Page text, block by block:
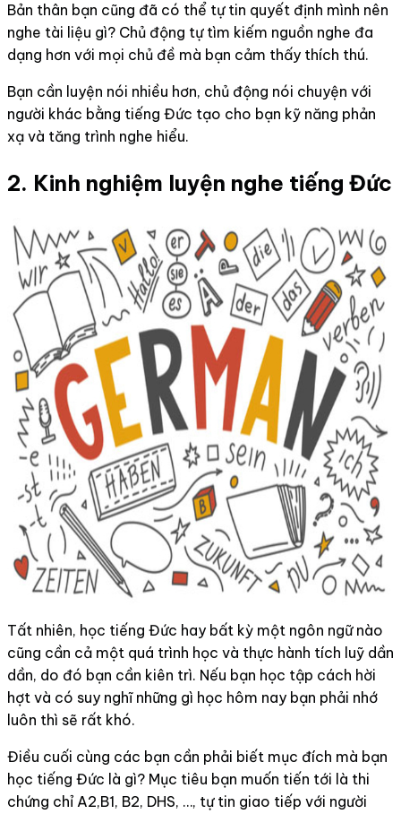
Bản thân bạn cũng đã có thể tự tin quyết định mình nên
nghe tài liệu gì? Chủ động tự tìm kiếm nguồn nghe đa
dạng hơn với mọi chủ đề mà bạn cảm thấy thích thú.
Bạn cần luyện nói nhiều hơn, chủ động nói chuyện với
người khác bằng tiếng Đức tạo cho bạn kỹ năng phản
xạ và tăng trình nghe hiểu.
2. Kinh nghiệm luyện nghe tiếng Đức
Tất nhiên, học tiếng Đức hay bất kỳ một ngôn ngữ nào
cũng cần cả một quá trình học và thực hành tích luỹ dần
dần, do đó bạn cần kiên trì. Nếu bạn học tập cách hời
hợt và có suy nghĩ những gì học hôm nay bạn phải nhớ
luôn thì sẽ rất khó.
Điều cuối cùng các bạn cần phải biết mục đích mà bạn
học tiếng Đức là gì? Mục tiêu bạn muốn tiến tới là thi
chứng chỉ A2,B1, B2, DHS, …, tự tin giao tiếp với người